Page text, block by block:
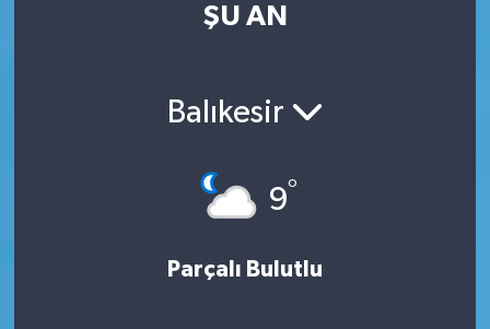
ŞU AN
Balıkesir
9°
Parçalı Bulutlu